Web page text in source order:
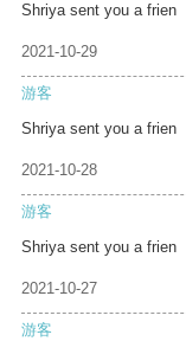
Shriya sent you a frien
2021-10-29
游客
Shriya sent you a frien
2021-10-28
游客
Shriya sent you a frien
2021-10-27
游客